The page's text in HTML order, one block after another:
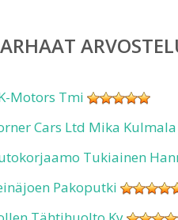
Motors Tmi
Cars Ltd Mika
Tukiainen
Pakoputki